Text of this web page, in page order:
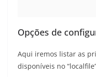
Opções de
Aqui iremos listar as
disponíveis no